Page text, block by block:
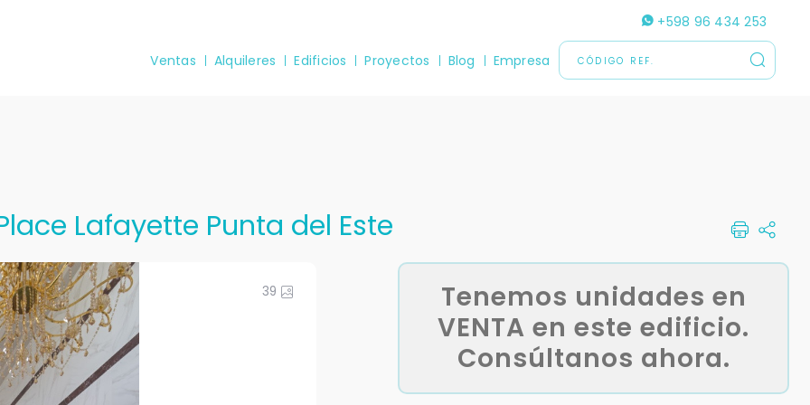
+598 96 434 253
Ventas Alquileres Edificios Proyectos Blog Empresa
Lafayette Punta del Este
39
Tenemos unidades en
VENTA en este edificio.
Consúltanos ahora.